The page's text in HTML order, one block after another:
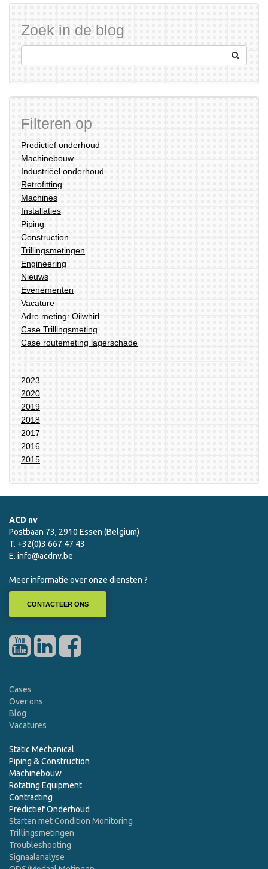
Zoek in de blog
Filteren op
Predictief onderhoud
Machinebouw
Industriëel onderhoud
Retrofitting
Machines
Installaties
Piping
Construction
Trillingsmetingen
Engineering
Nieuws
Evenementen
Vacature
Adre meting: Oilwhirl
Case Trillingsmeting
Case routemeting lagerschade
2023
2020
2019
2018
2017
2016
2015
ACD nv
Postbaan 73, 2910 Essen (Belgium)
T. +32(0)3 667 47 43
E. info@acdnv.be
Meer informatie over onze diensten ?
CONTACTEER ONS
Cases
Over ons
Blog
Vacatures
Static Mechanical
Piping & Construction
Machinebouw
Rotating Equipment
Contracting
Predictief Onderhoud
Starten met Condition Monitoring
Trillingsmetingen
Troubleshooting
Signaalanalyse